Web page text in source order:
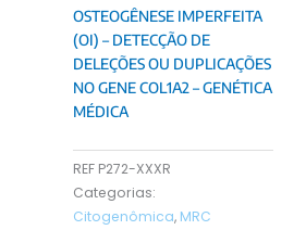
OSTEOGÊNESE IMPERFEITA
(OI) – DETECÇÃO DE
DELEÇÕES OU DUPLICAÇÕES
NO GENE COL1A2 – GENÉTICA
MÉDICA
REF P272-XXXR
Categorias:
Citogenômica, MRC